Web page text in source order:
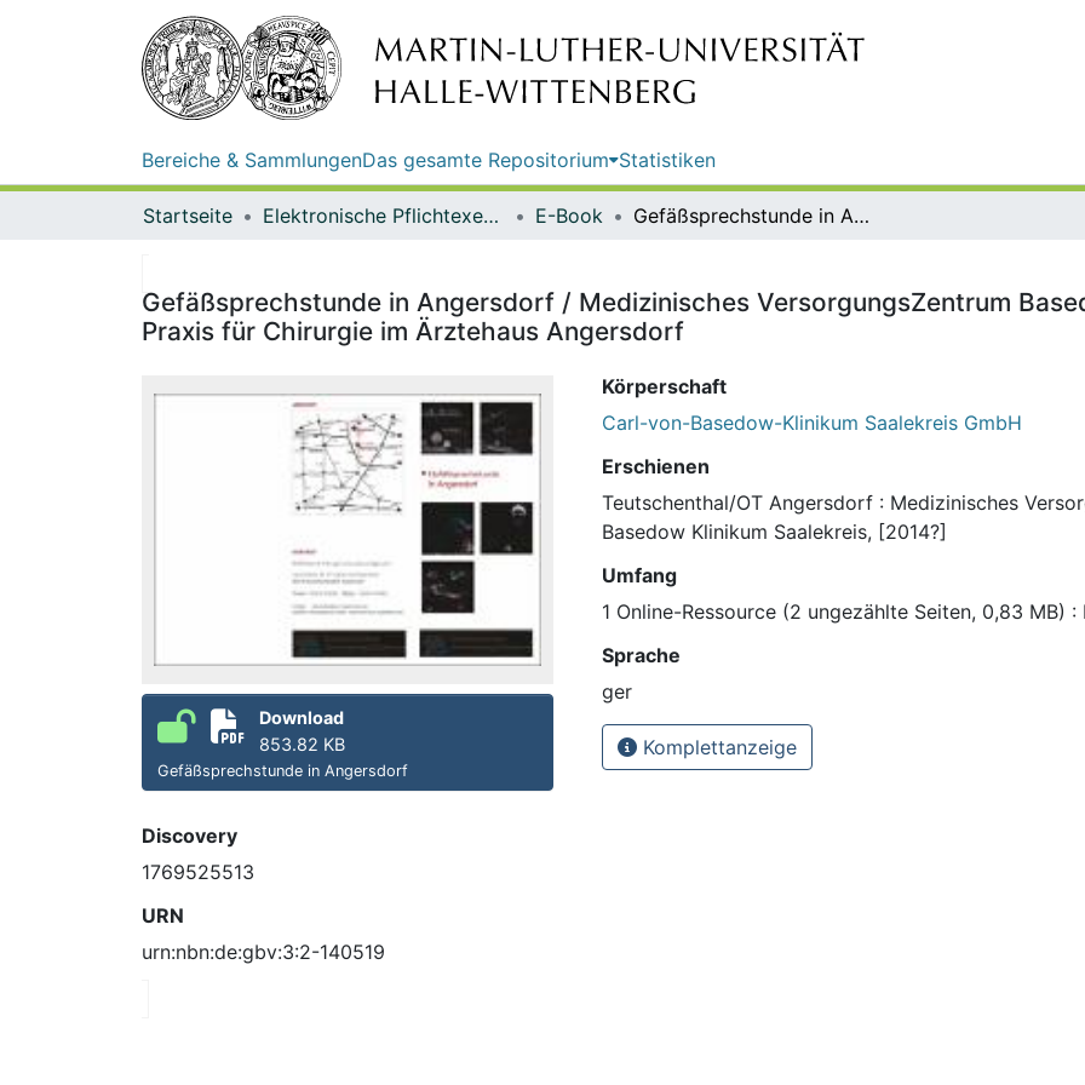
Bereiche & SammlungenDas gesamte Repositorium Statistiken
Startseite Elektronische Pflichtexemplare E-Book Gefäßsprechstunde in Angersdorf / Medizinisches VersorgungsZentrum Basedow Klinikum Saalekreis, MVZ-Praxis für Chirurgie im Ärztehaus Angersdorf
Gefäßsprechstunde in Angersdorf / Medizinisches VersorgungsZentrum
Praxis für Chirurgie im Ärztehaus Angersdorf
Download
853.82 KB
Gefäßsprechstunde in Angersdorf
Discovery
1769525513
URN
urn:nbn:de:gbv:3:2-140519
Körperschaft
Carl-von-Basedow-Klinikum Saalekreis GmbH
Erschienen
Teutschenthal/OT Angersdorf : Medizinisches
Basedow Klinikum Saalekreis, [2014?]
Umfang
1 Online-Ressource (2 ungezählte Seiten, 0,83 MB)
Sprache
ger
Komplettanzeige